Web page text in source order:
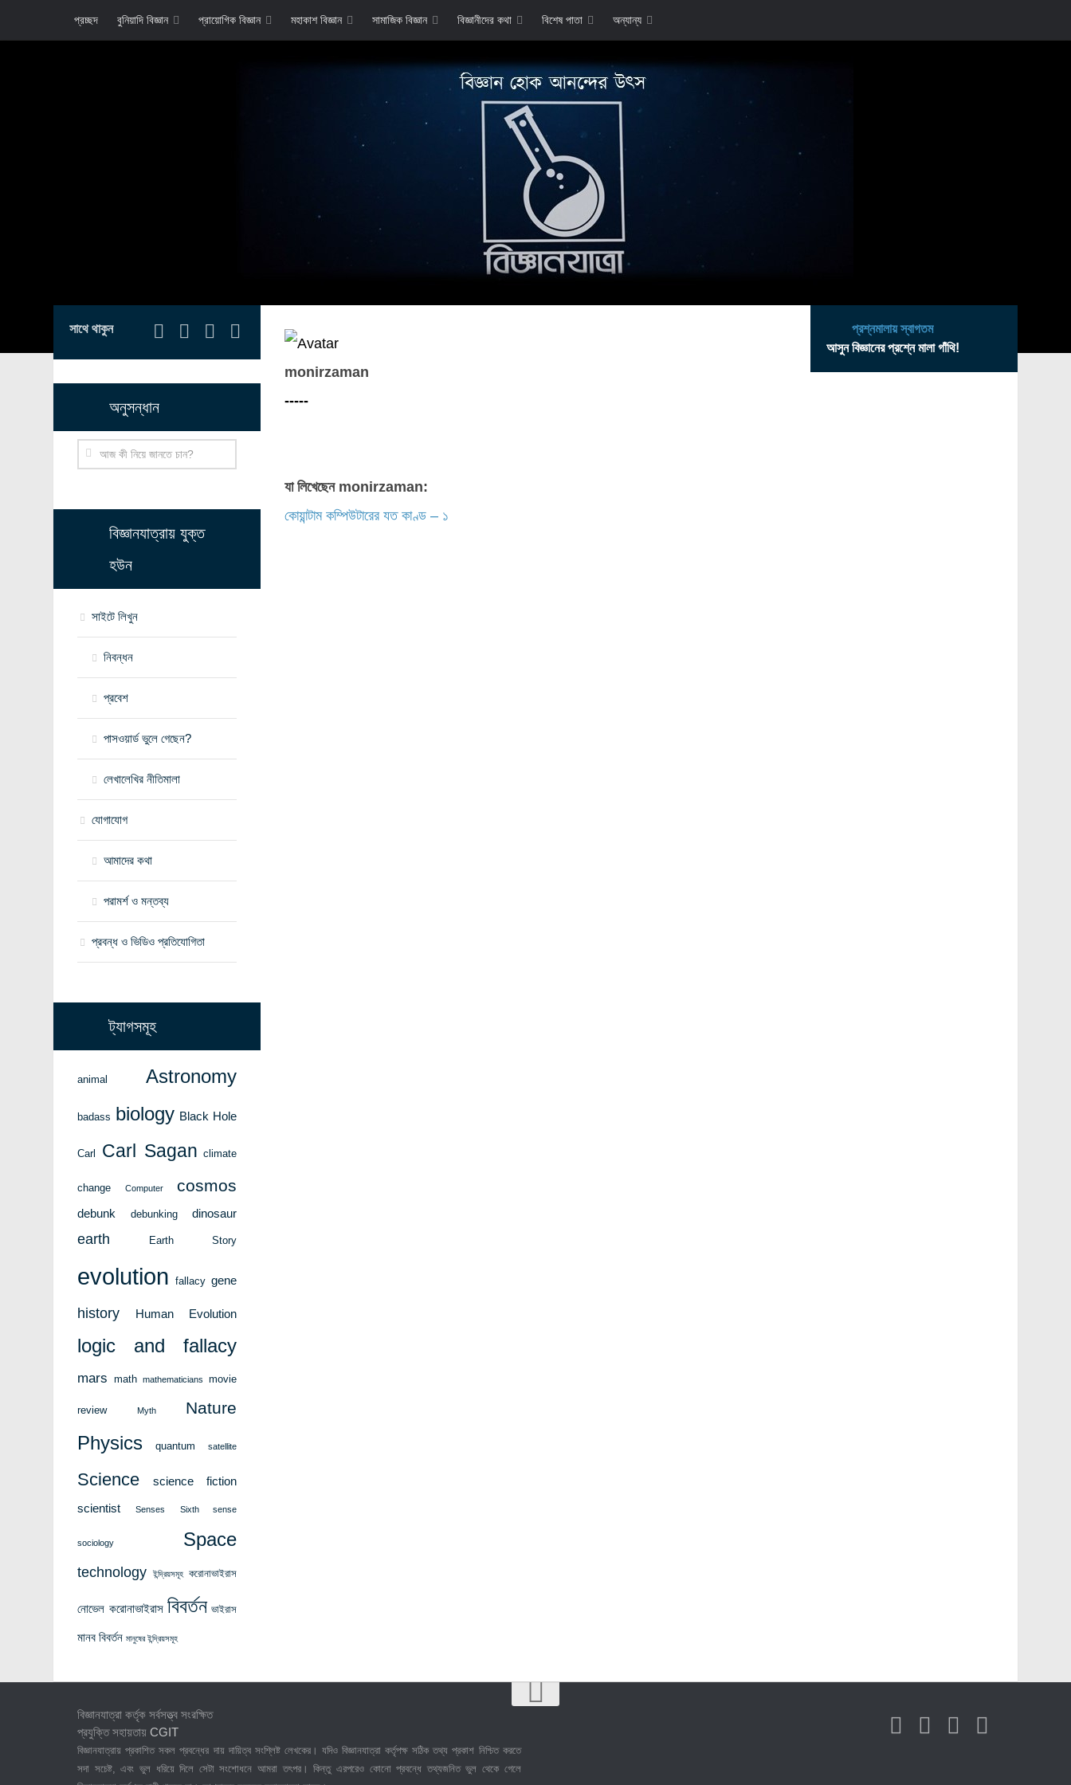
প্রচ্ছদ বুনিয়াদি বিজ্ঞান প্রায়োগিক বিজ্ঞান মহাকাশ বিজ্ঞান সামাজিক বিজ্ঞান বিজ্ঞানীদের কথা বিশেষ পাতা অন্যান্য
monirzaman
-----
যা লিখেছেন monirzaman:
কোয়ান্টাম কম্পিউটারের যত কাণ্ড – ১
সাথে থাকুন
অনুসন্ধান
বিজ্ঞানযাত্রায় যুক্ত
হউন
সাইটে লিখুন
নিবন্ধন
প্রবেশ
পাসওয়ার্ড ভুলে গেছেন?
লেখালেখির নীতিমালা
যোগাযোগ
আমাদের কথা
পরামর্শ ও মন্তব্য
প্রবন্ধ ও ভিডিও প্রতিযোগিতা
ট্যাগসমূহ
animal Astronomy
badass biology Black Hole
Carl Carl Sagan climate
change Computer cosmos
debunk debunking dinosaur
earth Earth Story
evolution fallacy gene
history Human Evolution
logic and fallacy
mars math mathematicians movie
review Myth Nature
Physics quantum satellite
Science science fiction
scientist Senses Sixth sense
sociology Space
technology ইন্দ্রিয়সমূহ করোনাভাইরাস
নোভেল করোনাভাইরাস বিবর্তন ভাইরাস
মানব বিবর্তন মানুষের ইন্দ্রিয়সমূহ
প্রশ্নমালায় স্বাগতম
আসুন বিজ্ঞানের প্রশ্নে মালা গাঁথি!
বিজ্ঞানযাত্রা কর্তৃক সর্বসত্ত্ব সংরক্ষিত
প্রযুক্তি সহায়তায়CGIT
বিজ্ঞানযাত্রায় প্রকাশিত সকল প্রবন্ধের দায় দায়িত্ব সংশ্লিষ্ট লেখকের। যদিও বিজ্ঞানযাত্রা কর্তৃপক্ষ সঠিক তথ্য প্রকাশ নিশ্চিত করতে
সদা সচেষ্ট, এবং ভুল ধরিয়ে দিলে সেটা সংশোধনে আমরা তৎপর। কিন্তু এরপরেও কোনো প্রবন্ধে তথ্যজনিত ভুল থেকে গেলে